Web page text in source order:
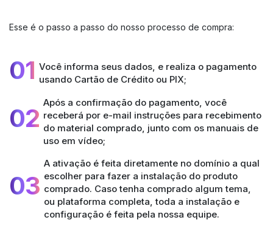
Esse é o passo a passo do nosso processo de compra:
01 Você informa seus dados, e realiza o pagamento
usando Cartão de Crédito ou PIX;
02
Após a confirmação do pagamento, você
receberá por e-mail instruções para recebimento
do material comprado, junto com os manuais de
uso em vídeo;
03
A ativação é feita diretamente no domínio a qual
escolher para fazer a instalação do produto
comprado. Caso tenha comprado algum tema,
ou plataforma completa, toda a instalação e
configuração é feita pela nossa equipe.